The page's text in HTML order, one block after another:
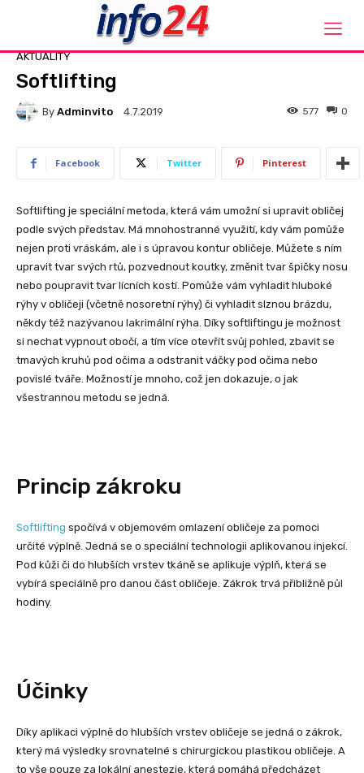
AKTUALITY
Softlifting
By Adminvito 4.7.2019 0
577
Facebook Twitter Pinterest
Softlifting je speciální metoda, která vám umožní si upravit obličej
podle svých představ. Má mnohostranné využití, kdy vám pomůže
nejen proti vráskám, ale i s úpravou kontur obličeje. Můžete s ním
upravit tvar svých rtů, pozvednout koutky, změnit tvar špičky nosu
nebo poupravit tvar lícních kostí. Pomůže vám vyhladit hluboké
rýhy v obličeji (včetně nosoretní rýhy) či vyhladit slznou brázdu,
někdy též nazývanou lakrimální rýha. Díky softliftingu je možnost
si nechat vypnout obočí, a tím více otevřít svůj pohled, zbavit se
tmavých kruhů pod očima a odstranit váčky pod očima nebo
povislé tváře. Možností je mnoho, což jen dokazuje, o jak
všestrannou metodu se jedná.
Princip zákroku
Softlifting spočívá v objemovém omlazení obličeje za pomoci
určité výplně. Jedná se o speciální technologii aplikovanou injekcí.
Pod kůži či do hlubších vrstev tkáně se aplikuje výplň, která se
vybírá speciálně pro danou část obličeje. Zákrok trvá přibližně půl
hodiny.
Účinky
Díky aplikaci výplně do hlubších vrstev obličeje se jedná o zákrok,
který má výsledky srovnatelné s chirurgickou plastikou obličeje. A
to vše pouze za lokální anestezie, která pomáhá předcházet